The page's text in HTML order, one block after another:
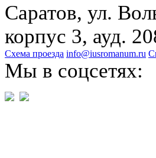
Саратов, ул.
корпус 3, ауд.
Схема проезда info@iusromanum.ru
Мы в соцсетях: